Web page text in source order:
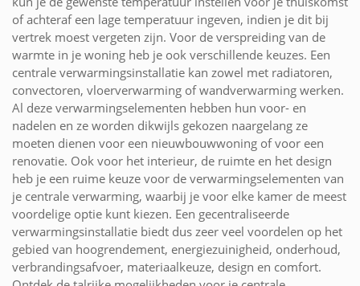
of achteraf een lage temperatuur ingeven, indien je dit bij
vertrek moest vergeten zijn. Voor de verspreiding van de
warmte in je woning heb je ook verschillende keuzes. Een
centrale verwarmingsinstallatie kan zowel met radiatoren,
convectoren, vloerverwarming of wandverwarming werken.
Al deze verwarmingselementen hebben hun voor- en
nadelen en ze worden dikwijls gekozen naargelang ze
moeten dienen voor een nieuwbouwwoning of voor een
renovatie. Ook voor het interieur, de ruimte en het design
heb je een ruime keuze voor de verwarmingselementen van
je centrale verwarming, waarbij je voor elke kamer de meest
voordelige optie kunt kiezen. Een gecentraliseerde
verwarmingsinstallatie biedt dus zeer veel voordelen op het
gebied van hoogrendement, energiezuinigheid, onderhoud,
verbrandingsafvoer, materiaalkeuze, design en comfort.